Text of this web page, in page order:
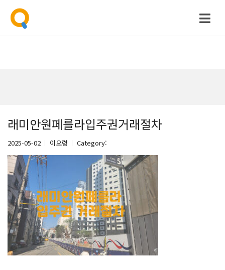
래미안원페를라입주권거래절차
2025-05-02 이오령 Category: